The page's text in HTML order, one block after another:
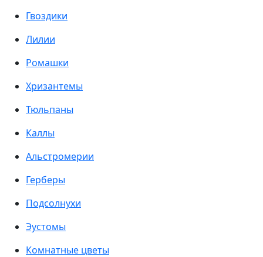
Гвоздики
Лилии
Ромашки
Хризантемы
Тюльпаны
Каллы
Альстромерии
Герберы
Подсолнухи
Эустомы
Комнатные цветы